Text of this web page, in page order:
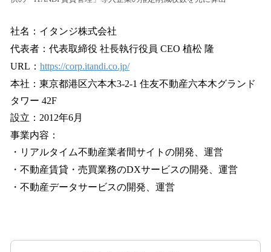
社名：イタンジ株式会社
代表者：代表取締役 社⻑執⾏役員 CEO 植松 隆
URL： https://corp.itandi.co.jp/
本社：東京都港区六本⽊3-2-1 住友不動産六本⽊グランド
タワー 42F
設⽴：2012年6⽉
事業内容：
・リアルタイム不動産業者間サイトの開発、運営
・不動産賃貸・売買業務のDXサービスの開発、運営
・不動産データサービスの開発、運営